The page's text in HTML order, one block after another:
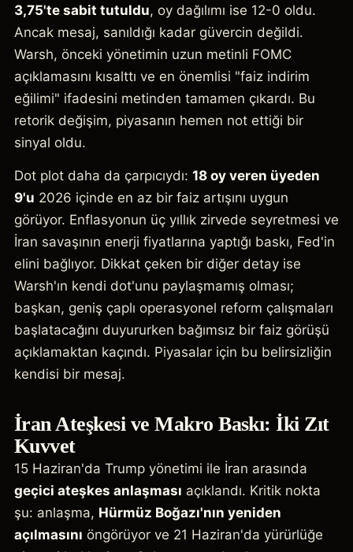
3,75'te sabit tutuldu, oy dağılımı ise 12-0 oldu.
Ancak mesaj, sanıldığı kadar güvercin değildi.
Warsh, önceki yönetimin uzun metinli FOMC
açıklamasını kısalttı ve en önemlisi "faiz indirim
eğilimi" ifadesini metinden tamamen çıkardı. Bu
retorik değişim, piyasanın hemen not ettiği bir
sinyal oldu.
Dot plot daha da çarpıcıydı: 18 oy veren üyeden
9'u 2026 içinde en az bir faiz artışını uygun
görüyor. Enflasyonun üç yıllık zirvede seyretmesi ve
İran savaşının enerji fiyatlarına yaptığı baskı, Fed'in
elini bağlıyor. Dikkat çeken bir diğer detay ise
Warsh'ın kendi dot'unu paylaşmamış olması;
başkan, geniş çaplı operasyonel reform çalışmaları
başlatacağını duyururken bağımsız bir faiz görüşü
açıklamaktan kaçındı. Piyasalar için bu belirsizliğin
kendisi bir mesaj.
İran Ateşkesi ve Makro Baskı: İki Zıt
Kuvvet
15 Haziran'da Trump yönetimi ile İran arasında
geçici ateşkes anlaşması açıklandı. Kritik nokta
şu: anlaşma, Hürmüz Boğazı'nın yeniden
açılmasını öngörüyor ve 21 Haziran'da yürürlüğe